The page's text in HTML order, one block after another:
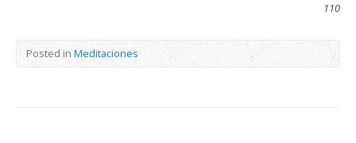
110
Posted in Meditaciones